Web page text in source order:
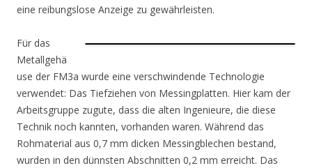
eine reibungslose Anzeige zu gewährleisten.
Für das
Metallgehä
use der FM3a wurde eine verschwindende Technologie
verwendet: Das Tiefziehen von Messingplatten. Hier kam der
Arbeitsgruppe zugute, dass die alten Ingenieure, die diese
Technik noch kannten, vorhanden waren. Während das
Rohmaterial aus 0,7 mm dicken Messingblechen bestand,
wurden in den dünnsten Abschnitten 0,2 mm erreicht. Das